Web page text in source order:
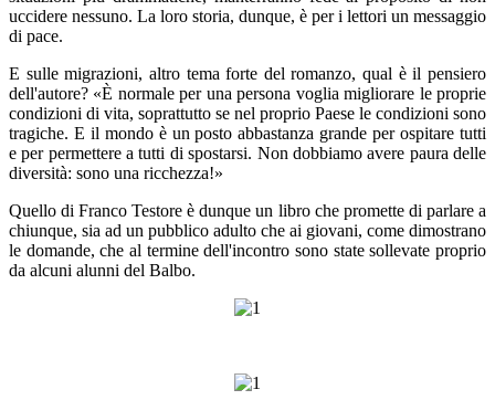
uccidere nessuno. La loro storia, dunque, è per i lettori un messaggio
di pace.
E sulle migrazioni, altro tema forte del romanzo, qual è il pensiero
dell'autore? «È normale per una persona voglia migliorare le proprie
condizioni di vita, soprattutto se nel proprio Paese le condizioni sono
tragiche. E il mondo è un posto abbastanza grande per ospitare tutti
e per permettere a tutti di spostarsi. Non dobbiamo avere paura delle
diversità: sono una ricchezza!»
Quello di Franco Testore è dunque un libro che promette di parlare a
chiunque, sia ad un pubblico adulto che ai giovani, come dimostrano
le domande, che al termine dell'incontro sono state sollevate proprio
da alcuni alunni del Balbo.